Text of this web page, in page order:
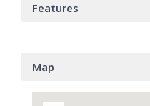
Features
Map